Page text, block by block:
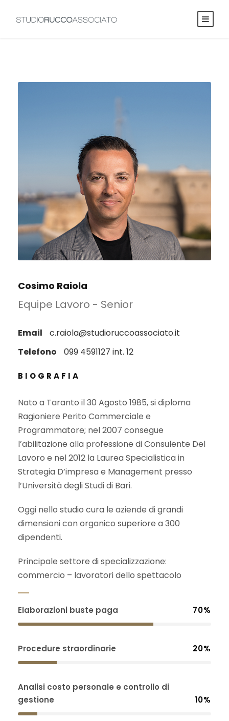
Cosimo Raiola
Equipe Lavoro - Senior
Email
c.raiola@studioruccoassociato.it
Telefono
099 4591127 int. 12
BIOGRAFIA
Nato a Taranto il 30 Agosto 1985, si diploma
Ragioniere Perito Commerciale e
Programmatore; nel 2007 consegue
l’abilitazione alla professione di Consulente Del
Lavoro e nel 2012 la Laurea Specialistica in
Strategia D’impresa e Management presso
l’Università degli Studi di Bari.
Oggi nello studio cura le aziende di grandi
dimensioni con organico superiore a 300
dipendenti.
Principale settore di specializzazione:
commercio – lavoratori dello spettacolo
Elaborazioni buste paga 70%
Procedure straordinarie 20%
Analisi costo personale e controllo di
gestione
10%